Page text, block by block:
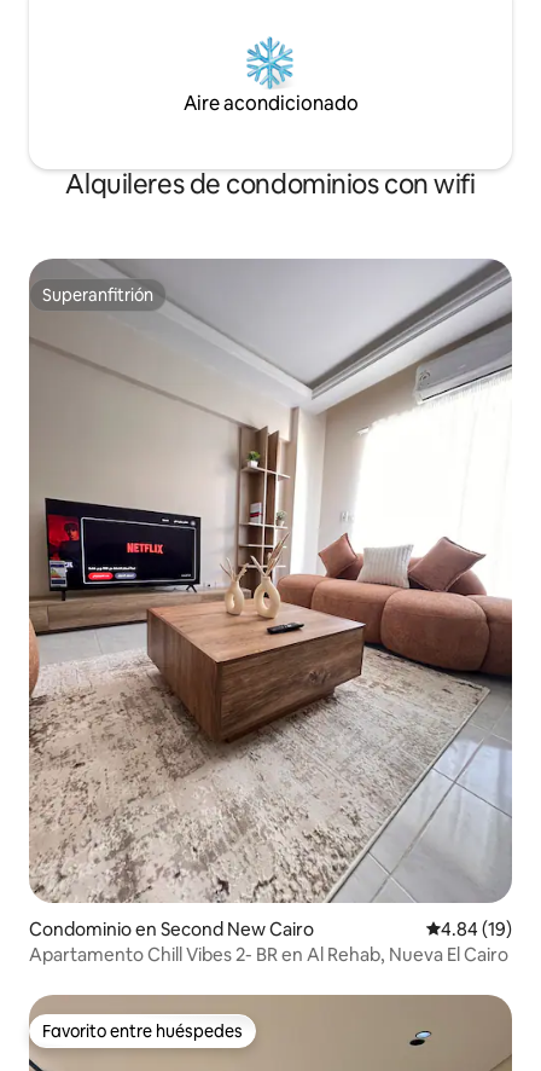
Aire acondicionado
Alquileres de condominios con wifi
Superanfitrión
Superanfitrión
Condominio en Second New Cairo Calificación
4.84 (19)
Apartamento Chill Vibes 2- BR en Al Rehab, Nueva El Cairo
Favorito entre huéspedes
Favorito entre huéspedes